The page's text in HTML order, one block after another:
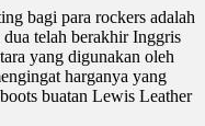
bagi para rockers adalah
telah berakhir Inggris
yang digunakan oleh
harganya yang
buatan Lewis Leather